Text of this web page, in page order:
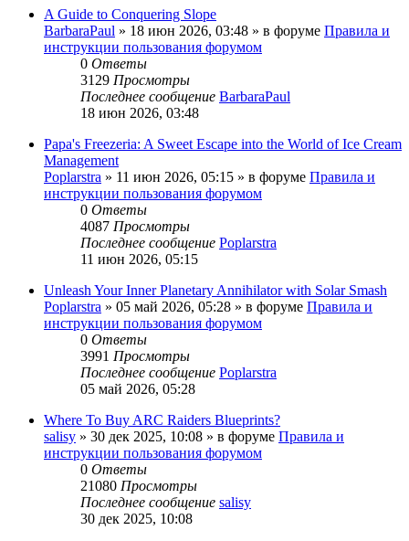
A Guide to Conquering Slope
BarbaraPaul » 18 июн 2026, 03:48 » в форуме Правила и
инструкции пользования форумом
0 Ответы
3129 Просмотры
Последнее сообщение BarbaraPaul
18 июн 2026, 03:48
Papa's Freezeria: A Sweet Escape into the World of Ice Cream
Management
Poplarstra » 11 июн 2026, 05:15 » в форуме Правила и
инструкции пользования форумом
0 Ответы
4087 Просмотры
Последнее сообщение Poplarstra
11 июн 2026, 05:15
Unleash Your Inner Planetary Annihilator with Solar Smash
Poplarstra » 05 май 2026, 05:28 » в форуме Правила и
инструкции пользования форумом
0 Ответы
3991 Просмотры
Последнее сообщение Poplarstra
05 май 2026, 05:28
Where To Buy ARC Raiders Blueprints?
salisy » 30 дек 2025, 10:08 » в форуме Правила и
инструкции пользования форумом
0 Ответы
21080 Просмотры
Последнее сообщение salisy
30 дек 2025, 10:08